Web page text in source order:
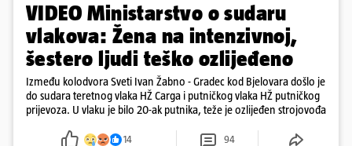
VIDEO Ministarstvo o sudaru
vlakova: Žena na intenzivnoj,
šestero ljudi teško ozlijeđeno
Između kolodvora Sveti Ivan Žabno - Gradec kod Bjelovara došlo je
do sudara teretnog vlaka HŽ Carga i putničkog vlaka HŽ putničkog
prijevoza. U vlaku je bilo 20-ak putnika, teže je ozlijeđen strojovođa
14 94